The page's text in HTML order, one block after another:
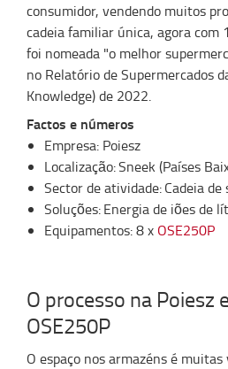
consumidor, vendendo muitos
cadeia familiar única, agora com
foi nomeada "o melhor
no Relatório de Supermercados
Knowledge) de 2022.
Factos e números
Empresa: Poiesz
Localização: Sneek (Países
Sector de atividade: Cadeia
Soluções: Energia de iões de
Equipamentos: 8 x OSE250P
O processo na Poiesz
OSE250P
O espaço nos armazéns é muitas